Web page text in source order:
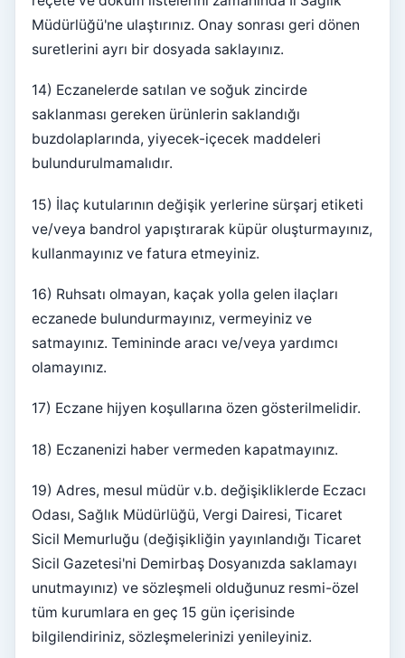
Müdürlüğü'ne ulaştırınız. Onay sonrası geri dönen
suretlerini ayrı bir dosyada saklayınız.
14) Eczanelerde satılan ve soğuk zincirde
saklanması gereken ürünlerin saklandığı
buzdolaplarında, yiyecek-içecek maddeleri
bulundurulmamalıdır.
15) İlaç kutularının değişik yerlerine sürşarj etiketi
ve/veya bandrol yapıştırarak küpür oluşturmayınız,
kullanmayınız ve fatura etmeyiniz.
16) Ruhsatı olmayan, kaçak yolla gelen ilaçları
eczanede bulundurmayınız, vermeyiniz ve
satmayınız. Temininde aracı ve/veya yardımcı
olamayınız.
17) Eczane hijyen koşullarına özen gösterilmelidir.
18) Eczanenizi haber vermeden kapatmayınız.
19) Adres, mesul müdür v.b. değişikliklerde Eczacı
Odası, Sağlık Müdürlüğü, Vergi Dairesi, Ticaret
Sicil Memurluğu (değişikliğin yayınlandığı Ticaret
Sicil Gazetesi'ni Demirbaş Dosyanızda saklamayı
unutmayınız) ve sözleşmeli olduğunuz resmi-özel
tüm kurumlara en geç 15 gün içerisinde
bilgilendiriniz, sözleşmelerinizi yenileyiniz.